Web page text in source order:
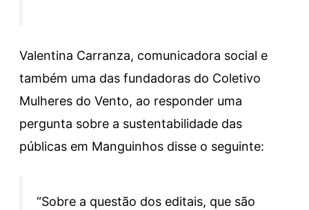
Valentina Carranza, comunicadora social e
também uma das fundadoras do Coletivo
Mulheres do Vento, ao responder uma
pergunta sobre a sustentabilidade das
públicas em Manguinhos disse o seguinte:
“Sobre a questão dos editais, que são